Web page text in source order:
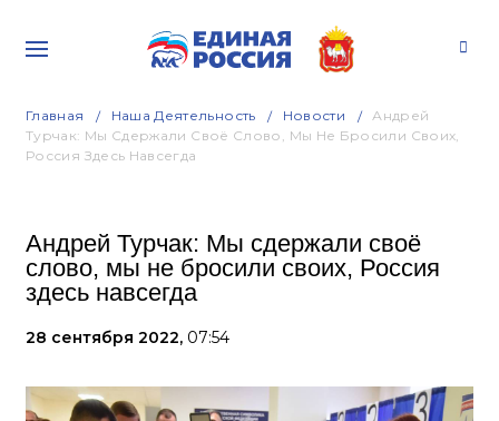
Главная Наша Деятельность Новости
Андрей
Турчак: Мы Сдержали Своё Слово, Мы Не Бросили Своих,
Россия Здесь Навсегда
Андрей Турчак: Мы сдержали своё
слово, мы не бросили своих, Россия
здесь навсегда
28 сентября 2022, 07:54